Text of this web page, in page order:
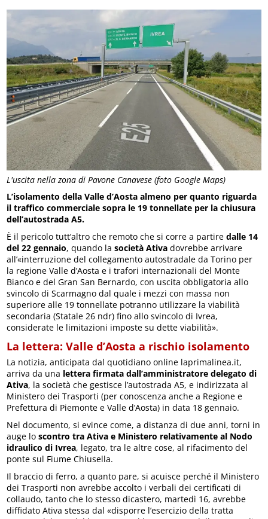
L'uscita nella zona di Pavone Canavese (foto Google Maps)
L’isolamento della Valle d’Aosta almeno per quanto riguarda
il traffico commerciale sopra le 19 tonnellate per la chiusura
dell’autostrada A5.
È il pericolo tutt’altro che remoto che si corre a partiredalle 14
del 22 gennaio, quando lasocietà Ativa dovrebbe arrivare
all’«interruzione del collegamento autostradale da Torino per
la regione Valle d’Aosta e i trafori internazionali del Monte
Bianco e del Gran San Bernardo, con uscita obbligatoria allo
svincolo di Scarmagno dal quale i mezzi con massa non
superiore alle 19 tonnellate potranno utilizzare la viabilità
secondaria (Statale 26 ndr) fino allo svincolo di Ivrea,
considerate le limitazioni imposte su dette viabilità».
La lettera: Valle d’Aosta a rischio isolamento
La notizia, anticipata dal quotidiano online laprimalinea.it,
arriva da una lettera firmata dall’amministratore delegato di
Ativa, la società che gestisce l’autostrada A5, e indirizzata al
Ministero dei Trasporti (per conoscenza anche a Regione e
Prefettura di Piemonte e Valle d’Aosta) in data 18 gennaio.
Nel documento, si evince come, a distanza di due anni, torni in
auge loscontro tra Ativa e Ministero relativamente al Nodo
idraulico di Ivrea, legato, tra le altre cose, al rifacimento del
ponte sul Fiume Chiusella.
Il braccio di ferro, a quanto pare, si acuisce perché il Ministero
dei Trasporti non avrebbe accolto i verbali dei certificati di
collaudo, tanto che lo stesso dicastero, martedì 16, avrebbe
diffidato Ativa stessa dal «disporre l’esercizio della tratta